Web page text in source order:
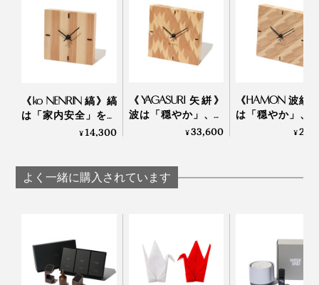
大切な人への贈り物にふさわしい『NENRIN CLOCK』は、すべてギフトボックス
入りです。写真は、「ko NENRIN 波紋」
「私たちの人生が、一人ひとり違うように、杉の木もさ
赤みがかったものから、茶色、黒っぽいものまであった
り、色もサイズもバラバラ。
写真上は『NENRIN CLOCK』の「YAGASURI（矢絣）
『NENRIN』シリーズの ティッシュケースもある
それから、もう一つ、お気に入りポイントは「香り」。
ぜひこの香りも楽しんでください。
《ko NENRIN 縞》縞
は「家内安全」を、
波は「穏やか」を願
計」｜NENRIN
CLOCK
¥14,300
《YAGASURI 矢絣》
波は「穏やか」、矢
羽は「繁栄」を願っ
き時計」｜NENRIN
CLOCK
¥33,600
《HAMON 波紋
は「穏やか」、
は「繁栄」を願っ
¥
よく一緒に購入されています